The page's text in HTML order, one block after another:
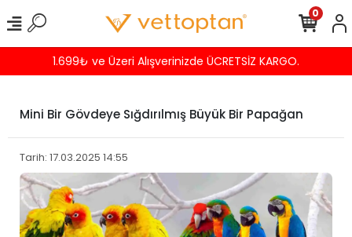
Havalede %4 İNDİRİM
0
Mini Bir Gövdeye Sığdırılmış Büyük Bir Papağan
Tarih: 17.03.2025 14:55